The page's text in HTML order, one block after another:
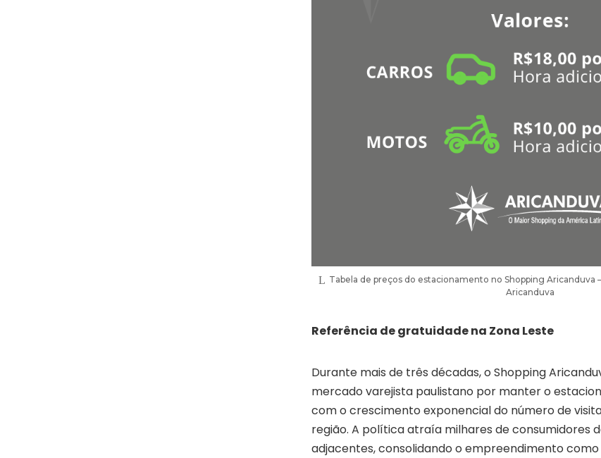
Tabela de preços do estacionamento no Shopping
Aricanduva
Referência de gratuidade na Zona Leste
Durante mais de três décadas, o Shopping
mercado varejista paulistano por manter o
com o crescimento exponencial do número de
região. A política atraía milhares de consumidores
adjacentes, consolidando o empreendimento como